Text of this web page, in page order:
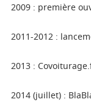
2009 : première
2011-2012 :
2013 :
2014 (juillet) :